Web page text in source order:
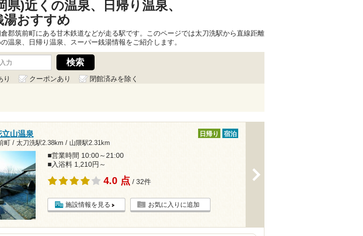
県)近くの温泉、日帰り温泉、
湯おすすめ
郡筑前町にある甘木鉄道などが走る駅です。このページでは太刀洗駅から直線距離
温泉、日帰り温泉、スーパー銭湯情報をご紹介します。
り クーポンあり
閉館済みを除く
山温泉
町 / 太刀洗駅2.38km / 山隈駅2.31km
日帰り 宿泊
■営業時間 10:00～21:00
■入浴料 1,210円～
4.0 点 / 32件
施設情報を見る お気に入りに追加